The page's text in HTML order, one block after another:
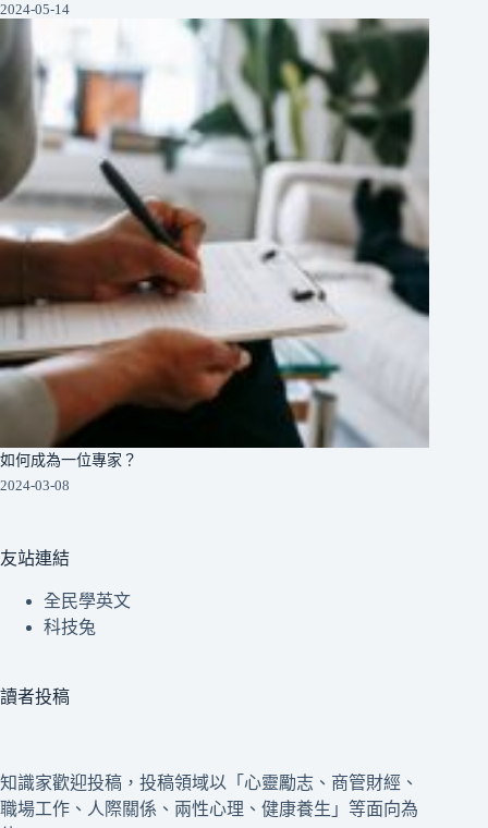
2024-05-14
如何成為一位專家？
2024-03-08
友站連結
全民學英文
科技兔
讀者投稿
知識家歡迎投稿，投稿領域以「心靈勵志、商管財經、
職場工作、人際關係、兩性心理、健康養生」等面向為